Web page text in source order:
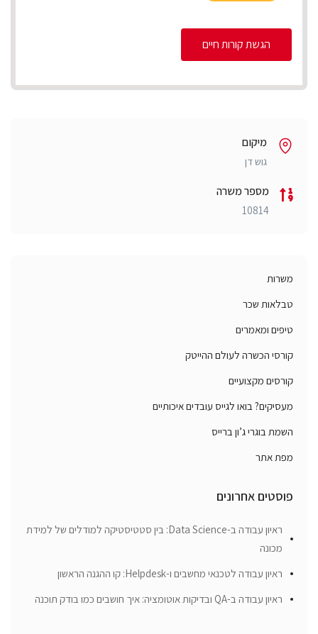
הגשת קורות חיים
מיקום
גוש דן
מספר משרה
10814
משרות
טבלאות שכר
טיפים ומאמרים
קורסי הכשרה לעולם ההייטק
קורסים מקצועיים
מעסיקים? בואו לגייס עובדים איכותיים
השמת בוגרי ג’ון ברייס
מפת אתר
פוסטים אחרונים
ראיון עבודה ב-Data Science: בין סטטיסטיקה למודלים של למידת
מכונה
ראיון עבודה לטכנאי מחשבים ו-Helpdesk: קו ההגנה הראשון
ראיון עבודה ב-QA ובדיקות אוטומציה: איך חושבים כמו בודק תוכנה